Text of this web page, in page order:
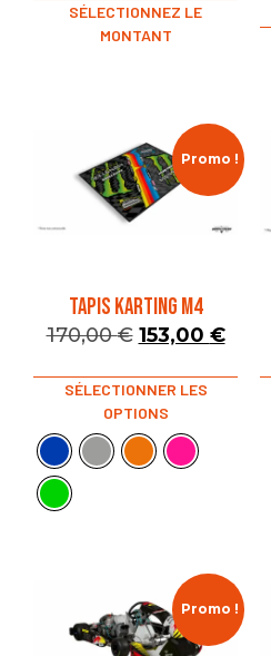
SÉLECTIONNEZ LE
MONTANT
Promo !
TAPIS KARTING M4
170,00€ 153,00 €
SÉLECTIONNER LES
OPTIONS
Promo !